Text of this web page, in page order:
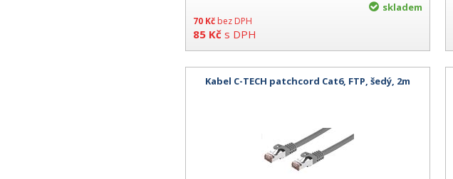
70 Kč bez DPH
85 Kč s DPH
skladem
Kabel C-TECH patchcord Cat6, FTP, šedý, 2m